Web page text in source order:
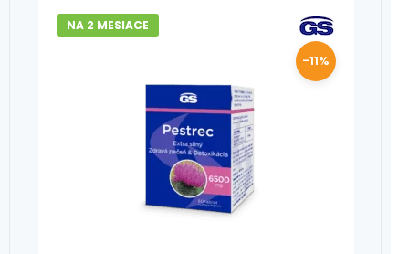
NA 2 MESIACE
-11%